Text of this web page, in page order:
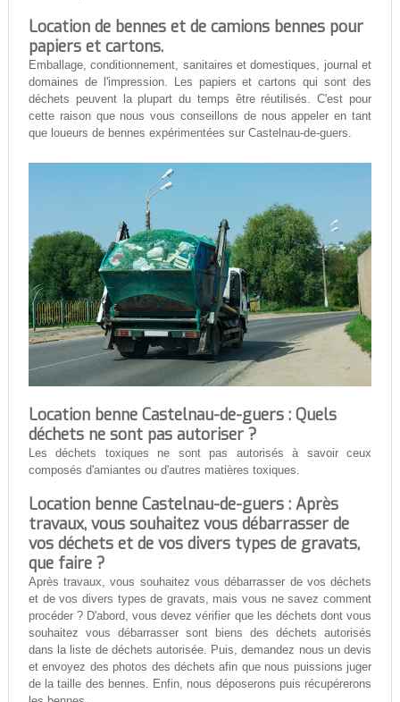
Location de bennes et de camions bennes pour
papiers et cartons.
Emballage, conditionnement, sanitaires et domestiques, journal et
domaines de l'impression. Les papiers et cartons qui sont des
déchets peuvent la plupart du temps être réutilisés. C'est pour
cette raison que nous vous conseillons de nous appeler en tant
que loueurs de bennes expérimentées sur Castelnau-de-guers.
Location benne Castelnau-de-guers : Quels
déchets ne sont pas autoriser ?
Les déchets toxiques ne sont pas autorisés à savoir ceux
composés d'amiantes ou d'autres matières toxiques.
Location benne Castelnau-de-guers : Après
travaux, vous souhaitez vous débarrasser de
vos déchets et de vos divers types de gravats,
que faire ?
Après travaux, vous souhaitez vous débarrasser de vos déchets
et de vos divers types de gravats, mais vous ne savez comment
procéder ? D'abord, vous devez vérifier que les déchets dont vous
souhaitez vous débarrasser sont biens des déchets autorisés
dans la liste de déchets autorisée. Puis, demandez nous un devis
et envoyez des photos des déchets afin que nous puissions juger
de la taille des bennes. Enfin, nous déposerons puis récupérerons